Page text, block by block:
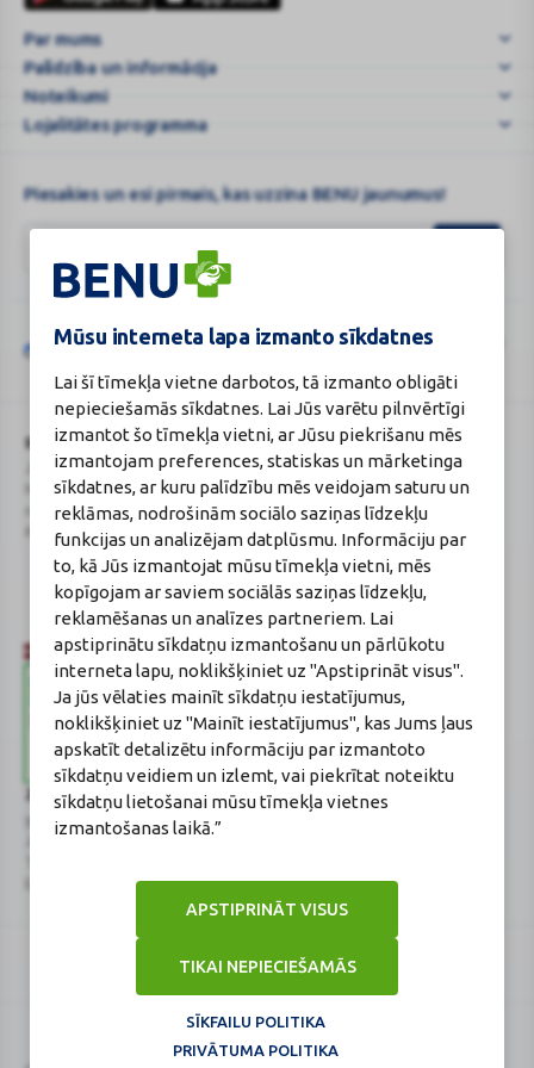
Mūsu interneta lapa izmanto sīkdatnes
Lai šī tīmekļa vietne darbotos, tā izmanto obligāti
nepieciešamās sīkdatnes. Lai Jūs varētu pilnvērtīgi
izmantot šo tīmekļa vietni, ar Jūsu piekrišanu mēs
izmantojam preferences, statiskas un mārketinga
sīkdatnes, ar kuru palīdzību mēs veidojam saturu un
reklāmas, nodrošinām sociālo saziņas līdzekļu
funkcijas un analizējam datplūsmu. Informāciju par
to, kā Jūs izmantojat mūsu tīmekļa vietni, mēs
kopīgojam ar saviem sociālās saziņas līdzekļu,
reklamēšanas un analīzes partneriem. Lai
apstiprinātu sīkdatņu izmantošanu un pārlūkotu
interneta lapu, noklikšķiniet uz "Apstiprināt visus".
Ja jūs vēlaties mainīt sīkdatņu iestatījumus,
noklikšķiniet uz "Mainīt iestatījumus", kas Jums ļaus
apskatīt detalizētu informāciju par izmantoto
sīkdatņu veidiem un izlemt, vai piekrītat noteiktu
sīkdatņu lietošanai mūsu tīmekļa vietnes
izmantošanas laikā.”
TIKAI NEPIECIEŠAMĀS
APSTIPRINĀT VISUS
SĪKFAILU POLITIKA
PRIVĀTUMA POLITIKA
jo
kenčia
3
...
Par mums
Palīdzība un informācija
Noteikumi
Lojalitātes programma
Piesakies un esi pirmais, kas uzzina BENU jaunumus!
Google
reCAPTCHA
Šo vietni aizsargā „reCAPTCHA“, un uz to attiecas „Google“
BENU Aptieka Latvija, SIA
Juridiskā adrese / Faktiskā adrese:
Noliktavu iela 5, Dreiliņi, Stopiņu
novads, LV-2130
Reģistrācijas Nr.: 40003252167
Licence
Licences numurs: A00010
E-aptiekas kontakti
Aptiekas vadītāja:
Sertificēta farmaceite: Jeļena
Gončarova
Reģistrācijas Nr.: F-0834
Sertifikāta Nr.: 215.2025
Zāļu valsts aģentūra
www.zva.gov.lv
Jersikas iela 15, Rīga
E-pasts: info@zva.gov.lv
Veselības inspekcija
E-pasts: vi@vi.gov.lv